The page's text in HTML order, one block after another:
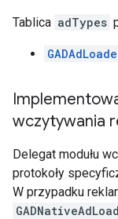
Tablica adTypes
wczytywania
Delegat modułu
protokoły
W przypadku